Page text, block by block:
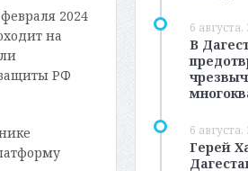
2024
на
РФ
6 августа,
В
6 августа,
Герей